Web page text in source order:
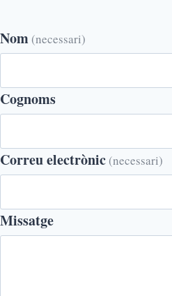
Nom (necessari)
Cognoms
Correu electrònic (necessari)
Missatge